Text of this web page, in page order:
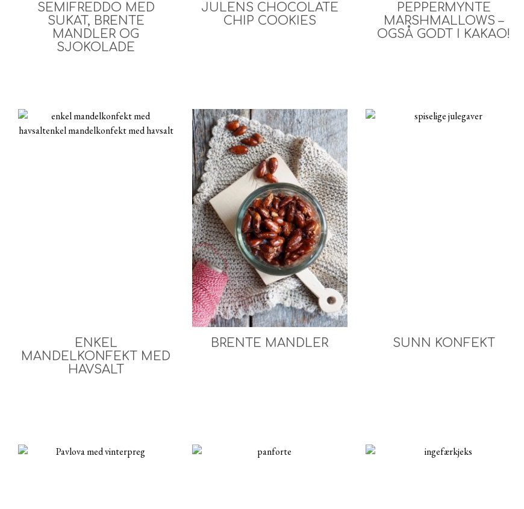
SEMIFREDDO MED
SUKAT, BRENTE
MANDLER OG
SJOKOLADE
JULENS CHOCOLATE
CHIP COOKIES
PEPPERMYNTE
MARSHMALLOWS –
OGSÅ GODT I KAKAO!
ENKEL
MANDELKONFEKT MED
HAVSALT
BRENTE MANDLER SUNN KONFEKT